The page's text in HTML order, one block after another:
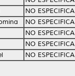
NO
NO
NO
NO
NO